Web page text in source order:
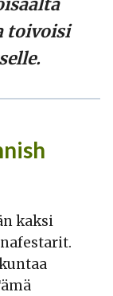
toivoisi
kaksi